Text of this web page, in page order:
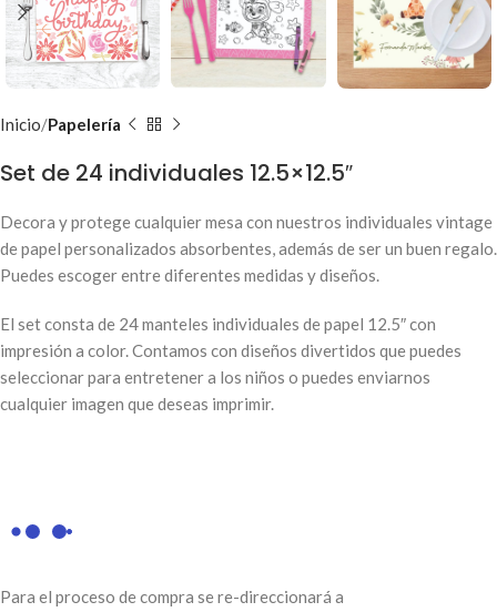
Inicio Papelería
Set de 24 individuales 12.5×12.5″
Decora y protege cualquier mesa con nuestros individuales vintage
de papel personalizados absorbentes, además de ser un buen regalo.
Puedes escoger entre diferentes medidas y diseños.
El set consta de 24 manteles individuales de papel 12.5″ con
impresión a color. Contamos con diseños divertidos que puedes
seleccionar para entretener a los niños o puedes enviarnos
cualquier imagen que deseas imprimir.
Para el proceso de compra se re-direccionará a